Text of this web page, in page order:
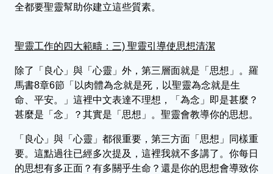
全都要聖靈幫助你建立這些質素。
聖靈工作的四大範疇：三) 聖靈引導使思想清潔
除了「良心」與「心靈」外，第三層面就是「思想」。羅
馬書8章6節「以肉體為念就是死，以聖靈為念就是生
命、平安。」這裡中文表達不理想，「為念」即是甚麼？
甚麼是「念」？其實是「思想」。聖靈會教導你的思想。
「良心」與「心靈」都很重要，第三方面「思想」同樣重
要。這點過往已經多次提及，這裡我就不多講了。你每日
的思想有多正面？有多關乎生命？還是你的思想會導致你